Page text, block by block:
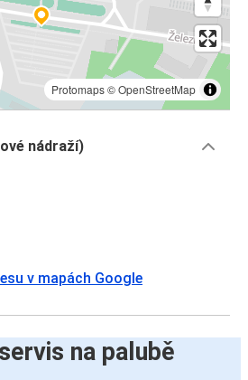
Protomaps©OpenStreetMap
nádraží)
v mapách Google
na palubě